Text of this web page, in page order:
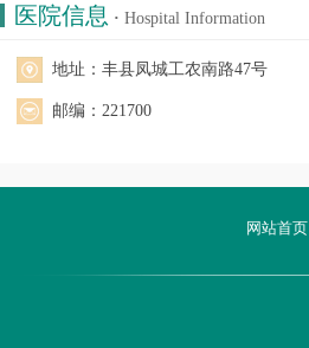
医院信息 · Hospital Information
地址：丰县凤城工农南路47号
邮编：221700
网站首页